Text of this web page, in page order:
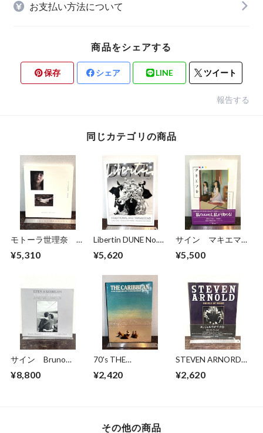
お支払い方法について
商品をシェアする
保存 シェア LINE ツイート
報告する
同じカテゴリの商品
モトーラ世理奈
¥5,310
Libertin DUNE No.5
TRANSCEND
¥5,620
サイン マキエマキ
¥5,500
サイン Bruno
1989-2014
¥8,800
70's THE
¥2,420
STEVEN ARNORD
¥2,620
その他の商品